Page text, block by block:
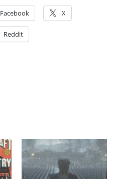
Facebook X
Reddit